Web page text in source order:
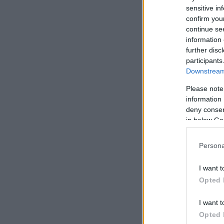
sensitive
confirm
continue
information
further
Please
information
deny
in below
I want
Opted
I want
Opted